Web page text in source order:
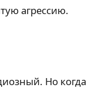
агрессию.
Но когда